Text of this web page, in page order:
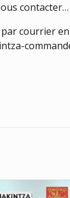
contacter…
courrier